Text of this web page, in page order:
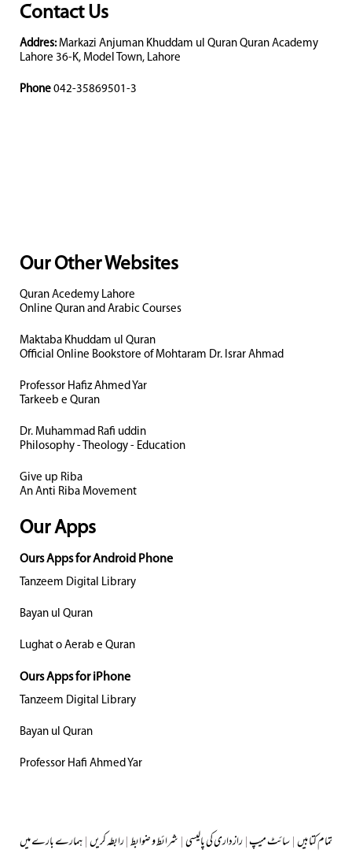
Contact Us
Addres: Markazi Anjuman Khuddam ul Quran Quran Academy
Lahore 36-K, Model Town, Lahore
Phone 042-35869501-3
Our Other Websites
Quran Acedemy Lahore
Online Quran and Arabic Courses
Maktaba Khuddam ul Quran
Official Online Bookstore of Mohtaram Dr. Israr Ahmad
Professor Hafiz Ahmed Yar
Tarkeeb e Quran
Dr. Muhammad Rafi uddin
Philosophy - Theology - Education
Give up Riba
An Anti Riba Movement
Our Apps
Ours Apps for Android Phone
Tanzeem Digital Library
Bayan ul Quran
Lughat o Aerab e Quran
Ours Apps for iPhone
Tanzeem Digital Library
Bayan ul Quran
Professor Hafi Ahmed Yar
ہمارے بارے میں|رابطہ کریں|شرائط و ضوابط|رازداری کی پالیسی|سائٹ میپ|تمام کتابیں